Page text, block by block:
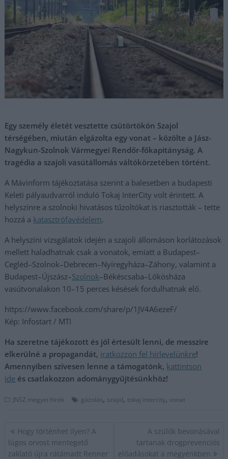
Egy személy életét vesztette csütörtökön Szajol
térségében, miután elgázolta egy vonat – közölte a Jász-
Nagykun-Szolnok Vármegyei Rendőr-főkapitányság. A
tragédia a szajoli vasútállomás váltókörzetében történt.
A Mávinform tájékoztatása szerint a balesetben a budapesti
Keleti pályaudvarról induló Tokaj InterCity volt érintett. A
helyszínre a szolnoki hivatásos tűzoltókat is riasztották – tette
hozzá a katasztrófavédelem.
A helyszíni vizsgálatok idején a szajoli állomáson korlátozások
mellett haladhatnak csak a vonatok, emiatt a Budapest–
Cegléd–Szolnok–Debrecen–Nyíregyháza–Záhony, valamint a
Budapest–Újszász–Szolnok–Békéscsaba–Lőkösháza
vasútvonalakon 10–15 perces késések fordulhatnak elő.
https://www.facebook.com/share/p/1JV4A6ezeF/
Kép: Infostart / MTI
Ha szeretne tájékozott és jól értesült lenni, de messzire
elkerülné a propagandát, iratkozzon fel hírlevelünkre!
Amennyiben szívesen lenne a támogatónk, kattintson
ide és csatlakozzon adománygyűjtésünkhöz!
JNSZ megyei hírek gázolás, szajol, tokaj intercity,vonat
Bejegyzés
navigáció
Hogy történhet ilyen? A
lúgos orvost mentegető
zaklató újra rátámadt Renner
A szülők bevonásával
tartanak drogprevenciós
előadásokat a megyénkben